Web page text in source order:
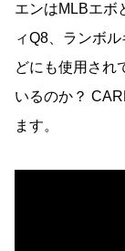
エンはMLBエボ
ィQ8、ランボ
どにも使用され
いるのか？
ます。